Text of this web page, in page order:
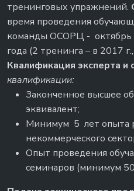
тренинговых упражнений.
время проведения
команды ОСОРЦ - октябрь
года (2 тренинга – в 2017
Квалификация эксперта и
квалификации:
Законченное высшее
эквивалент;
Минимум 5 лет опыта
некоммерческого
Опыт проведения
семинаров (минимум 50